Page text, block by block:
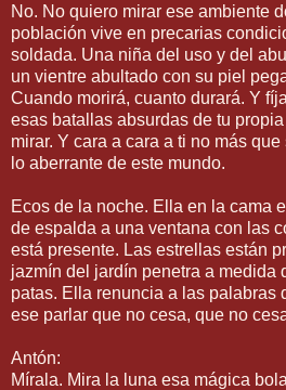
No. No quiero mirar ese ambiente
población vive en precarias
soldada. Una niña del uso y del
un vientre abultado con su piel
Cuando morirá, cuanto durará. Y
esas batallas absurdas de tu
mirar. Y cara a cara a ti no más
lo aberrante de este mundo.
Ecos de la noche. Ella en la cama
de espalda a una ventana con las
está presente. Las estrellas están
jazmín del jardín penetra a medida
patas. Ella renuncia a las palabras
ese parlar que no cesa, que no
Antón:
Mírala. Mira la luna esa mágica